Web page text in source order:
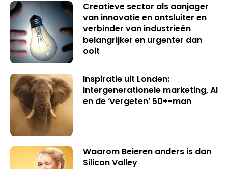
Creatieve sector als aanjager
van innovatie en ontsluiter en
verbinder van industrieën
belangrijker en urgenter dan
ooit
Inspiratie uit Londen:
intergenerationele marketing, AI
en de ‘vergeten’ 50+-man
Waarom Beieren anders is dan
Silicon Valley